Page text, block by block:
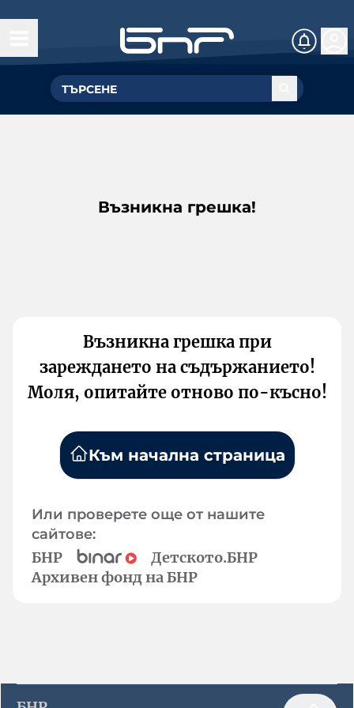
Възникна грешка!
Възникна грешка при
зареждането на съдържанието!
Моля, опитайте отново по-късно!
Към начална страница
Или проверете още от нашите
сайтове:
БНР
Детското.БНР
Архивен фонд на БНР